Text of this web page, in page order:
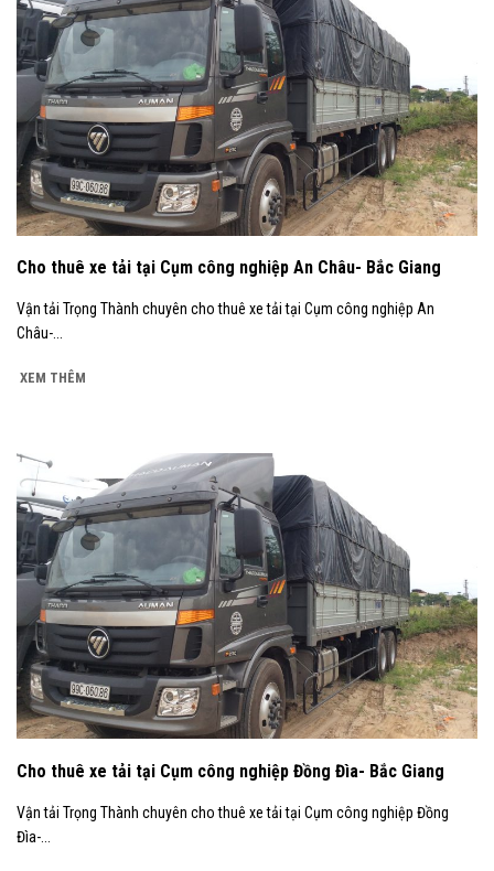
Cho thuê xe tải tại Cụm công nghiệp An Châu- Bắc Giang
Vận tải Trọng Thành chuyên cho thuê xe tải tại Cụm công nghiệp An
Châu-...
XEM THÊM
Cho thuê xe tải tại Cụm công nghiệp Đồng Đìa- Bắc Giang
Vận tải Trọng Thành chuyên cho thuê xe tải tại Cụm công nghiệp Đồng
Đìa-...